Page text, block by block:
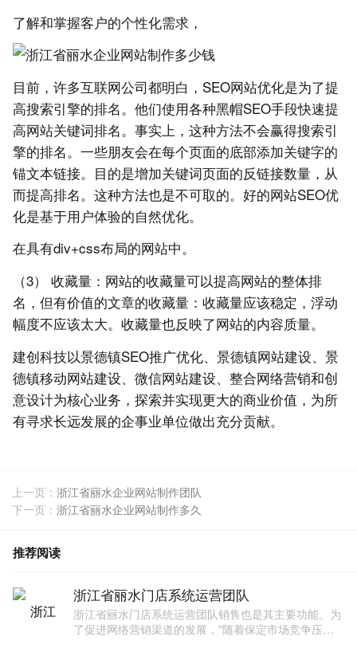
了解和掌握客户的个性化需求，
目前，许多互联网公司都明白，SEO网站优化是为了提
高搜索引擎的排名。他们使用各种黑帽SEO手段快速提
高网站关键词排名。事实上，这种方法不会赢得搜索引
擎的排名。一些朋友会在每个页面的底部添加关键字的
锚文本链接。目的是增加关键词页面的反链接数量，从
而提高排名。这种方法也是不可取的。好的网站SEO优
化是基于用户体验的自然优化。
在具有div+css布局的网站中。
（3） 收藏量：网站的收藏量可以提高网站的整体排
名，但有价值的文章的收藏量：收藏量应该稳定，浮动
幅度不应该太大。收藏量也反映了网站的内容质量。
建创科技以景德镇SEO推广优化、景德镇网站建设、景
德镇移动网站建设、微信网站建设、整合网络营销和创
意设计为核心业务，探索并实现更大的商业价值，为所
有寻求长远发展的企事业单位做出充分贡献。
上一页： 浙江省丽水企业网站制作团队
下一页： 浙江省丽水企业网站制作多久
推荐阅读
浙江省丽水门店系统运营团队
浙江省丽水门店系统运营团队销售也是其主要功能。为
了促进网络营销渠道的发展，"随着保定市场竞争压力